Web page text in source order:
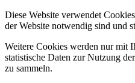
Diese Website verwendet
der Website notwendig sind und
Weitere Cookies werden nur mit
statistische Daten zur Nutzung
zu sammeln.